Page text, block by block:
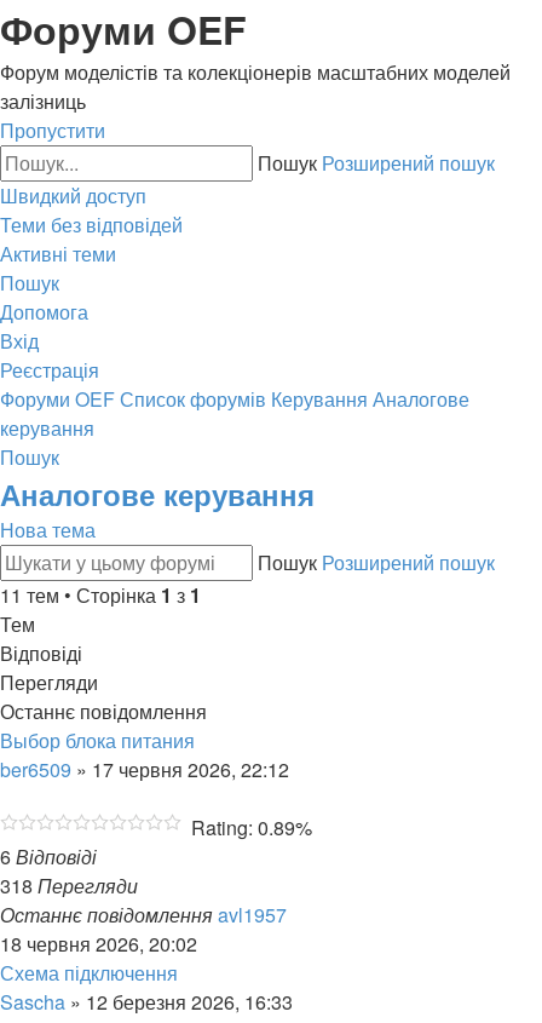
Форуми OEF
Форум моделістів та колекціонерів масштабних моделей
залізниць
Пропустити
Пошук Розширений пошук
Швидкий доступ
Теми без відповідей
Активні теми
Пошук
Допомога
Вхід
Реєстрація
Форуми OEFСписок форумів Керування Аналогове
керування
Пошук
Аналогове керування
Нова тема
Пошук Розширений пошук
11 тем • Сторінка 1 з 1
Тем
Відповіді
Перегляди
Останнє повідомлення
Выбор блока питания
ber6509 » 17 червня 2026, 22:12
Rating: 0.89%
6Відповіді
318 Перегляди
Останнє повідомленняavl1957
18 червня 2026, 20:02
Схема підключення
Sascha » 12 березня 2026, 16:33